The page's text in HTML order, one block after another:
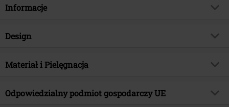
Informacje
Numer artykułu
Brand
Kategoria produktu
Gothic, Rockwear
Design
Rodzaj artykułu
Wzór
Jednolity
Materiał i Pielęgnacja
Materiał wierzchni
Skóra
Odpowiedzialny podmiot gospodarczy UE